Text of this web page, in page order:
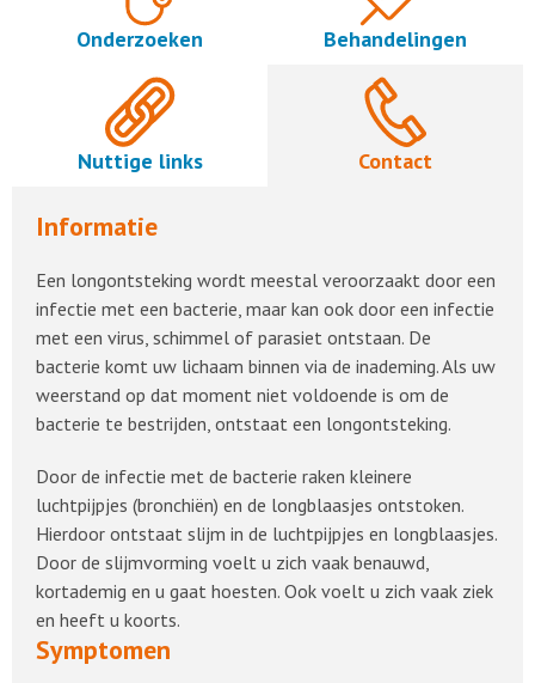
Onderzoeken Behandelingen
Nuttige links Contact
Informatie
Een longontsteking wordt meestal veroorzaakt door een
infectie met een bacterie, maar kan ook door een infectie
met een virus, schimmel of parasiet ontstaan. De
bacterie komt uw lichaam binnen via de inademing. Als uw
weerstand op dat moment niet voldoende is om de
bacterie te bestrijden, ontstaat een longontsteking.
Door de infectie met de bacterie raken kleinere
luchtpijpjes (bronchiën) en de longblaasjes ontstoken.
Hierdoor ontstaat slijm in de luchtpijpjes en longblaasjes.
Door de slijmvorming voelt u zich vaak benauwd,
kortademig en u gaat hoesten. Ook voelt u zich vaak ziek
en heeft u koorts.
Symptomen